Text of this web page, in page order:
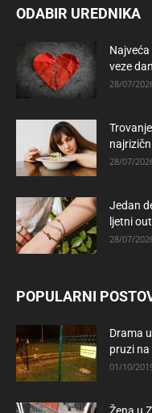
ODABIR UREDNIKA
veze
28/07/
28/07/
Jedan
ljetni
28/07/
POPULARNI
Drama
pruzi
01/10/
Žena u